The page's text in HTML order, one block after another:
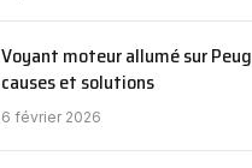
Voyant moteur allumé sur
causes et solutions
6 février 2026